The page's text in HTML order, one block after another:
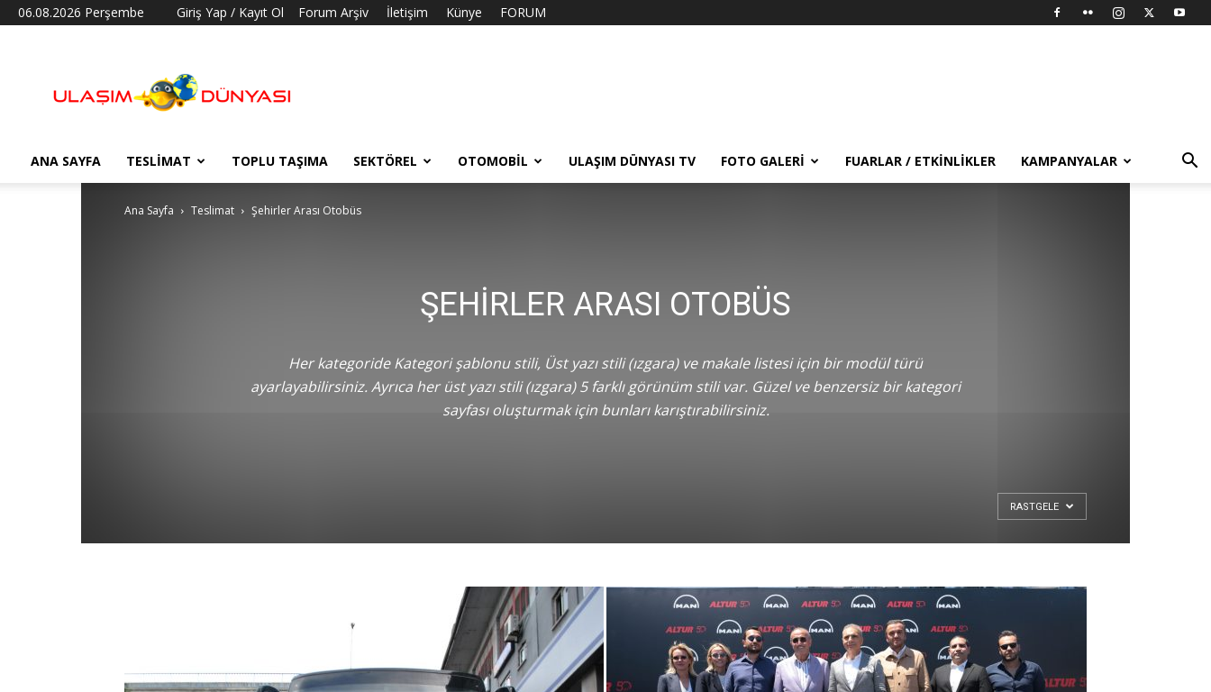
06.08.2026 Perşembe Giriş Yap / Kayıt Ol Forum Arşiv İletişim Künye FORUM
Dünyası
ANA SAYFA TESLIMAT TOPLU TAŞIMA SEKTÖREL OTOMOBIL ULAŞIM DÜNYASI TV FOTO GALERI FUARLAR / ETKINLIKLER KAMPANYALAR
Ana Sayfa Teslimat Şehirler Arası Otobüs
ŞEHIRLER ARASI OTOBÜS
Her kategoride Kategori şablonu stili, Üst yazı stili (ızgara) ve makale listesi için bir modül türü
ayarlayabilirsiniz. Ayrıca her üst yazı stili (ızgara) 5 farklı görünüm stili var. Güzel ve benzersiz bir kategori
sayfası oluşturmak için bunları karıştırabilirsiniz.
RASTGELE